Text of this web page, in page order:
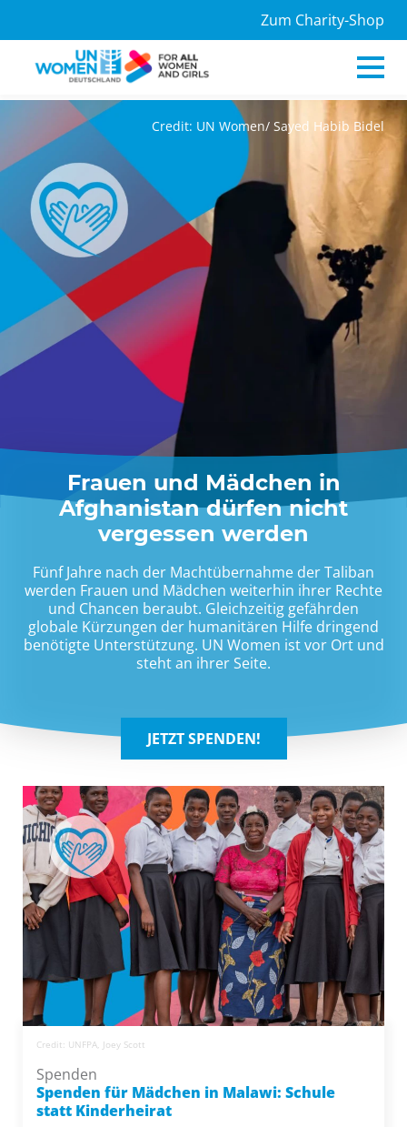
Zum Charity-Shop
Credit: UN Women/ Sayed Habib Bidel
Frauen und Mädchen in
Afghanistan dürfen nicht
vergessen werden
Fünf Jahre nach der Machtübernahme der Taliban
werden Frauen und Mädchen weiterhin ihrer Rechte
und Chancen beraubt. Gleichzeitig gefährden
globale Kürzungen der humanitären Hilfe dringend
benötigte Unterstützung. UN Women ist vor Ort und
steht an ihrer Seite.
JETZT SPENDEN!
Credit: UNFPA, Joey Scott
Spenden
Spenden für Mädchen in Malawi: Schule
statt Kinderheirat